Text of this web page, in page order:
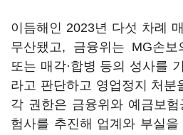
이듬해인 2023년 다섯 차례
무산됐고, 금융위는 MG손
또는 매각·합병 등의 성사를
라고 판단하고 영업정지 처분
각 권한은 금융위와 예금보
험사를 추진해 업계와 부실